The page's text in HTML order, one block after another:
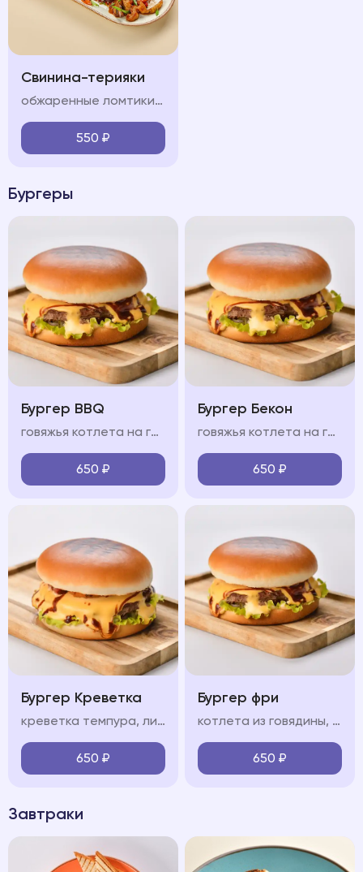
Свинина-терияки
обжаренные ломтики свинины, красный лук, болгарский перец, шампиньон, морковь, кабачок, соус терияки, лук перо, кинза
550 ₽
Бургеры
Бургер BBQ
говяжья котлета на гриле, сыр чеддер, свежие овощи, пикантный соус BBQ, мягкая булочка бриошь
650 ₽
Бургер Бекон
говяжья котлета на гриле, ломтики бекона, сыр чеддер, свежие овощи, пикантный соус, мягкая булочка бриошь
650 ₽
Бургер Креветка
креветка темпура, лист салата, красный лук, маринованный огурец, бриошь, сливочный сыр, соус, помидор
650 ₽
Бургер фри
котлета из говядины, лист салата, красный лук, маринованный огурец, соус, сыр чеддер, картофель фри
650 ₽
Завтраки